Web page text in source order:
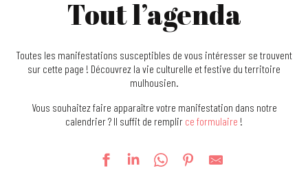
Tout l’agenda
Toutes les manifestations susceptibles de vous intéresser se trouvent
sur cette page ! Découvrez la vie culturelle et festive du territoire
mulhousien.
Vous souhaitez faire apparaître votre manifestation dans notre
calendrier ? Il suffit de remplir ce formulaire !